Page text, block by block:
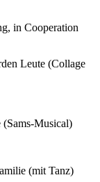
Cooperation
Leute (Collage
Musical)
(mit Tanz)